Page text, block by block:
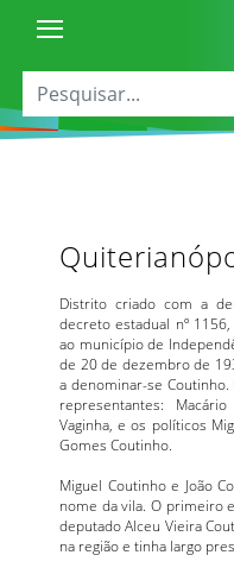
Distrito criado com a
decreto estadual nº
ao município de
de 20 de dezembro de
a denominar-se
representantes:
Vaginha, e os políticos
Gomes Coutinho.
Miguel Coutinho e João
nome da vila. O primeiro
deputado Alceu Vieira
na região e tinha largo